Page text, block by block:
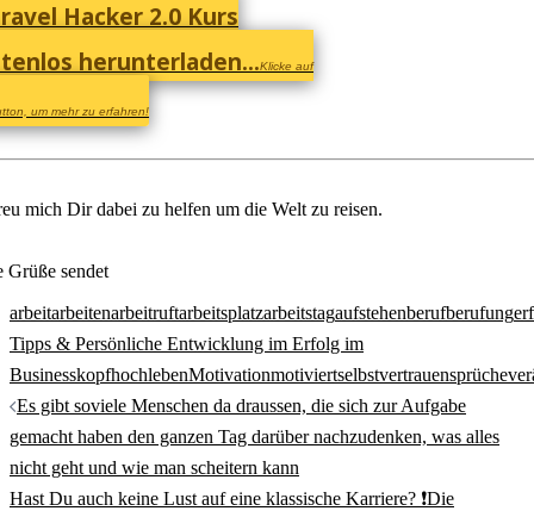
Hacker 2.0 Kurs
herunterladen...Klicke auf
um mehr zu erfahren!
mich Dir dabei zu helfen um die Welt zu reisen.
Grüße sendet
arbeitarbeitenarbeitruftarbeitsplatzarbeitstagaufstehenberufberufung
Tipps & Persönliche Entwicklung im Erfolg im
BusinesskopfhochlebenMotivationmotiviertselbstvertrauensprüche
Beitrags-
Navigation
Es gibt soviele Menschen da draussen, die sich zur Aufgabe
gemacht haben den ganzen Tag darüber nachzudenken, was alles
nicht geht und wie man scheitern kann
Hast Du auch keine Lust auf eine klassische Karriere? ❗Die